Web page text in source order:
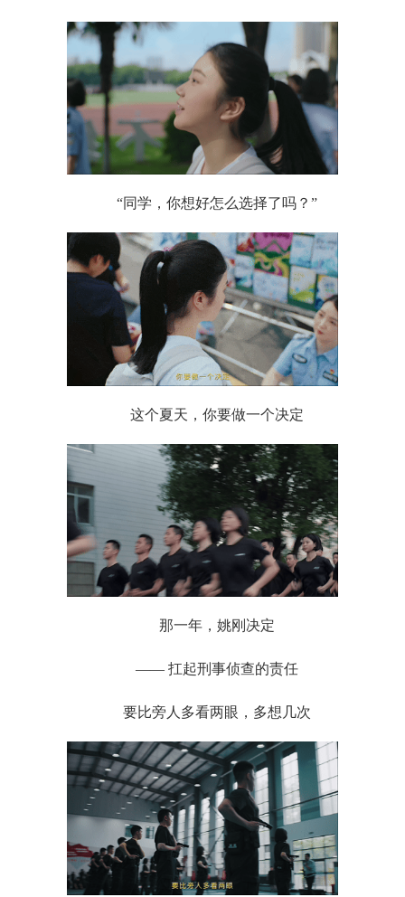
“同学，你想好怎么选择了吗？”
这个夏天，你要做一个决定
那一年，姚刚决定
—— 扛起刑事侦查的责任
要比旁人多看两眼，多想几次